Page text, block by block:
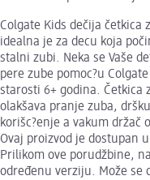
Colgate Kids dečija četkica
idealna je za decu koja
stalni zubi. Neka se Vaše
pere zube pomoc?u
starosti 6+ godina. Četkica
olakšava pranje zuba,
korišc?enje a vakum držač
Ovaj proizvod je dostupan
Prilikom ove porudžbine,
određenu verziju. Može se